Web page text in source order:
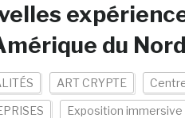
du
ART CRYPTE
Exposition immersive